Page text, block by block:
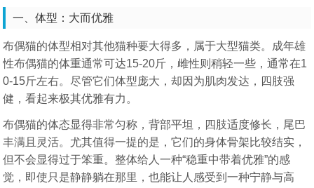
猫咪托运
一、体型：大而优雅
布偶猫的体型相对其他猫种要大得多，属于大型猫类。成年雄
性布偶猫的体重通常可达15-20斤，雌性则稍轻一些，通常在1
0-15斤左右。尽管它们体型庞大，却因为肌肉发达，四肢强
健，看起来极其优雅有力。
布偶猫的体态显得非常匀称，背部平坦，四肢适度修长，尾巴
丰满且灵活。尤其值得一提的是，它们的身体骨架比较结实，
但不会显得过于笨重。整体给人一种“稳重中带着优雅”的感
觉，即使只是静静躺在那里，也能让人感受到一种宁静与高